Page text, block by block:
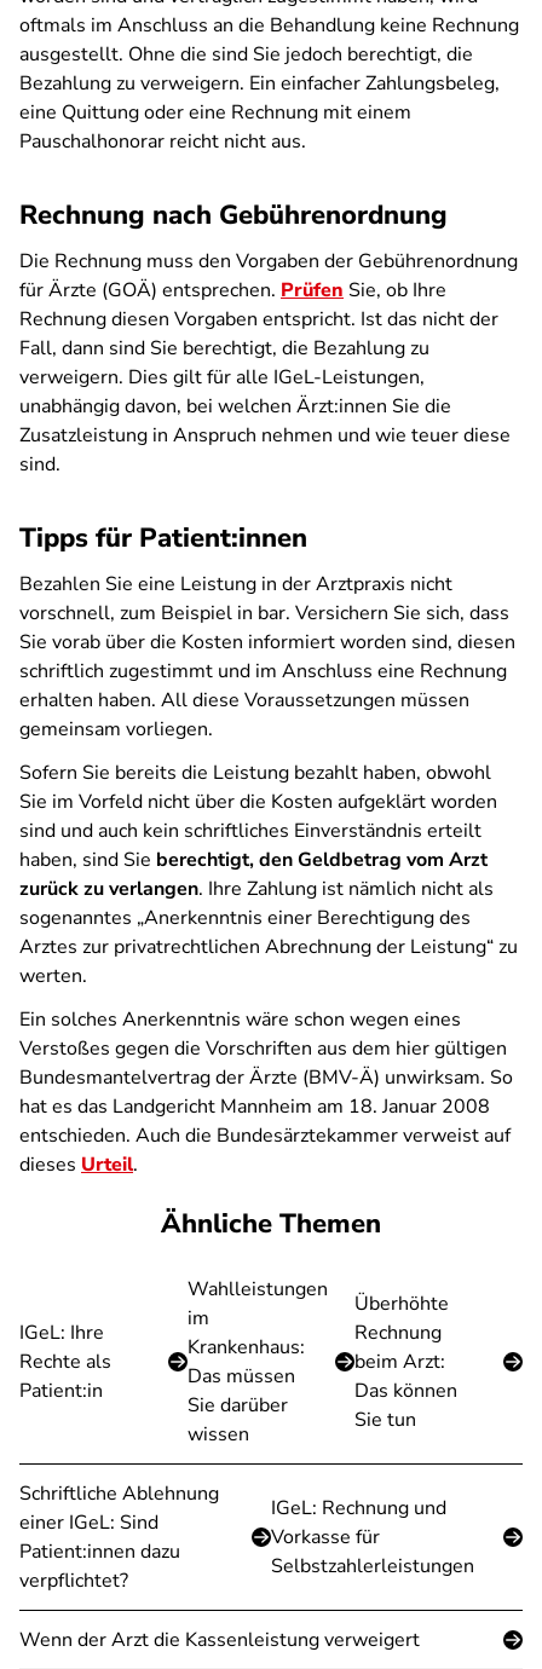
oftmals im Anschluss an die Behandlung keine Rechnung
ausgestellt. Ohne die sind Sie jedoch berechtigt, die
Bezahlung zu verweigern. Ein einfacher Zahlungsbeleg,
eine Quittung oder eine Rechnung mit einem
Pauschalhonorar reicht nicht aus.
Rechnung nach Gebührenordnung
Die Rechnung muss den Vorgaben der Gebührenordnung
für Ärzte (GOÄ) entsprechen. Prüfen Sie, ob Ihre
Rechnung diesen Vorgaben entspricht. Ist das nicht der
Fall, dann sind Sie berechtigt, die Bezahlung zu
verweigern. Dies gilt für alle IGeL-Leistungen,
unabhängig davon, bei welchen Ärzt:innen Sie die
Zusatzleistung in Anspruch nehmen und wie teuer diese
sind.
Tipps für Patient:innen
Bezahlen Sie eine Leistung in der Arztpraxis nicht
vorschnell, zum Beispiel in bar. Versichern Sie sich, dass
Sie vorab über die Kosten informiert worden sind, diesen
schriftlich zugestimmt und im Anschluss eine Rechnung
erhalten haben. All diese Voraussetzungen müssen
gemeinsam vorliegen.
Sofern Sie bereits die Leistung bezahlt haben, obwohl
Sie im Vorfeld nicht über die Kosten aufgeklärt worden
sind und auch kein schriftliches Einverständnis erteilt
haben, sind Sie berechtigt, den Geldbetrag vom Arzt
zurück zu verlangen. Ihre Zahlung ist nämlich nicht als
sogenanntes „Anerkenntnis einer Berechtigung des
Arztes zur privatrechtlichen Abrechnung der Leistung“ zu
werten.
Ein solches Anerkenntnis wäre schon wegen eines
Verstoßes gegen die Vorschriften aus dem hier gültigen
Bundesmantelvertrag der Ärzte (BMV-Ä) unwirksam. So
hat es das Landgericht Mannheim am 18. Januar 2008
entschieden. Auch die Bundesärztekammer verweist auf
dieses Urteil.
Ähnliche Themen
IGeL: Ihre
Rechte als
Patient:in
Wahlleistungen
im
Krankenhaus:
Das müssen
Sie darüber
wissen
Überhöhte
Rechnung
beim Arzt:
Das können
Sie tun
Schriftliche Ablehnung
einer IGeL: Sind
Patient:innen dazu
verpflichtet?
IGeL: Rechnung und
Vorkasse für
Selbstzahlerleistungen
Wenn der Arzt die Kassenleistung verweigert